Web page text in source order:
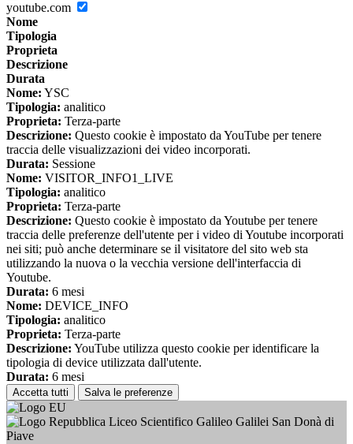
youtube.com
Nome
Tipologia
Proprieta
Descrizione
Durata
Nome: YSC
Tipologia: analitico
Proprieta: Terza-parte
Descrizione: Questo cookie è impostato da YouTube per tenere
traccia delle visualizzazioni dei video incorporati.
Durata: Sessione
Nome: VISITOR_INFO1_LIVE
Tipologia: analitico
Proprieta: Terza-parte
Descrizione: Questo cookie è impostato da Youtube per tenere
traccia delle preferenze dell'utente per i video di Youtube incorporati
nei siti; può anche determinare se il visitatore del sito web sta
utilizzando la nuova o la vecchia versione dell'interfaccia di
Youtube.
Durata: 6 mesi
Nome: DEVICE_INFO
Tipologia: analitico
Proprieta: Terza-parte
Descrizione: YouTube utilizza questo cookie per identificare la
tipologia di device utilizzata dall'utente.
Durata: 6 mesi
Accetta tutti Salva le preferenze
Liceo Scientifico Galileo Galilei San Donà di
Piave